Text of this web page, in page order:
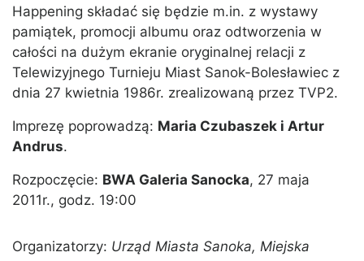
Happening składać się będzie m.in. z wystawy
pamiątek, promocji albumu oraz odtworzenia w
całości na dużym ekranie oryginalnej relacji z
Telewizyjnego Turnieju Miast Sanok-Bolesławiec z
dnia 27 kwietnia 1986r. zrealizowaną przez TVP2.
Imprezę poprowadzą: Maria Czubaszek i Artur
Andrus.
Rozpoczęcie: BWA Galeria Sanocka, 27 maja
2011r., godz. 19:00
Organizatorzy: Urząd Miasta Sanoka, Miejska